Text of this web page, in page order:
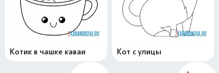
Котик в чашке каваи Кот с улицы